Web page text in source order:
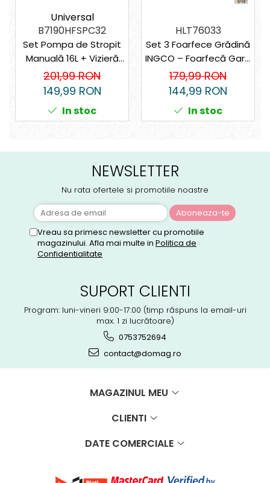
Universal
B7190HFSPC32
Set Pompa de Stropit
Manuală 16L + Vizieră
de Protecție Ingco
pentru Grădină, Livezi,
Erbicidat
201,99 RON
149,99 RON
In stoc
HLT76033
Set 3 Foarfece Grădină
INGCO – Foarfecă Gard
Viu + Foarfecă Pomi +
Foarfecă Crengi
Groase, Lame SK5,
Acoperire Teflon
179,99 RON
144,99 RON
In stoc
NEWSLETTER
Nu rata ofertele si promotiile noastre
Vreau sa primesc newsletter cu promotiile
magazinului. Afla mai multe in Politica de
Confidentialitate
SUPORT CLIENTI
Program: luni-vineri 9:00-17:00 (timp răspuns la email-uri
max. 1 zi lucrătoare)
0753752694
contact@domag.ro
MAGAZINUL MEU
CLIENTI
DATE COMERCIALE